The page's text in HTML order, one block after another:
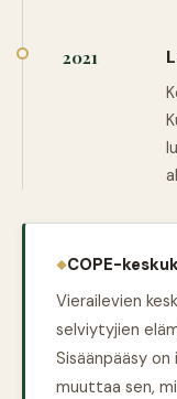
2021
COPE-
Vierailevien
selviytyjien
Sisäänpääsy
muuttaa sen,